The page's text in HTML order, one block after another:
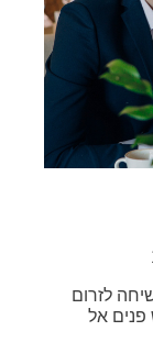
לזרום
אל